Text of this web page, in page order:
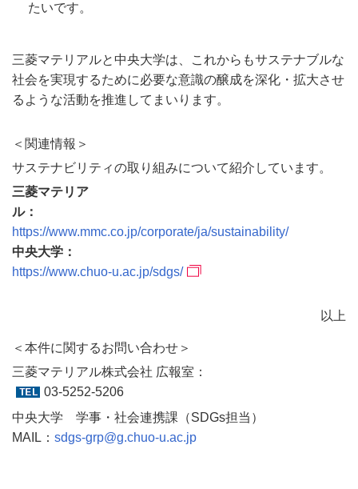
たいです。
三菱マテリアルと中央大学は、これからもサステナブルな
社会を実現するために必要な意識の醸成を深化・拡大させ
るような活動を推進してまいります。
＜関連情報＞
サステナビリティの取り組みについて紹介しています。
三菱マテリア
ル
https://www.mmc.co.jp/corporate/ja/sustainability/
中央大学
https://www.chuo-u.ac.jp/sdgs/
以上
＜本件に関するお問い合わせ＞
三菱マテリアル株式会社 広報室：
03-5252-5206
中央大学 学事・社会連携課（SDGs担当）
MAIL： sdgs-grp@g.chuo-u.ac.jp